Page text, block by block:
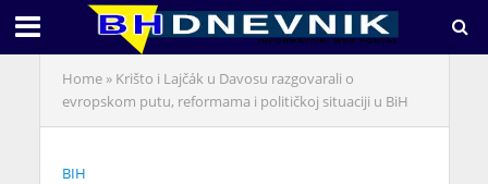
Home» Krišto i Lajčák u Davosu razgovarali o
evropskom putu, reformama i političkoj situaciji u BiH
BIH